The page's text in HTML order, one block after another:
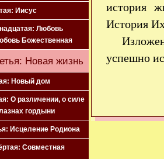
Иисус
Любовь
Божественная
Новая жизнь
Новый дом
О различении, о силе
гордыни
Исцеление Родиона
Совместная
история
История
успешно